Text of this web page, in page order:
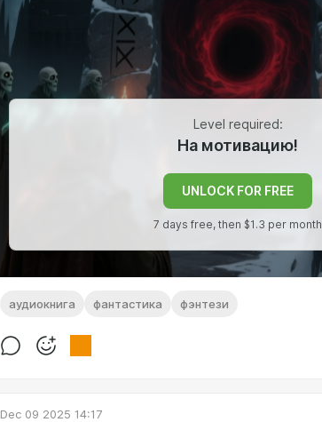
Level required:
На мотивацию!
UNLOCK FOR FREE
7 days free, then $1.3 per month
аудиокнига фантастика фэнтези
Dec 09 2025 14:17